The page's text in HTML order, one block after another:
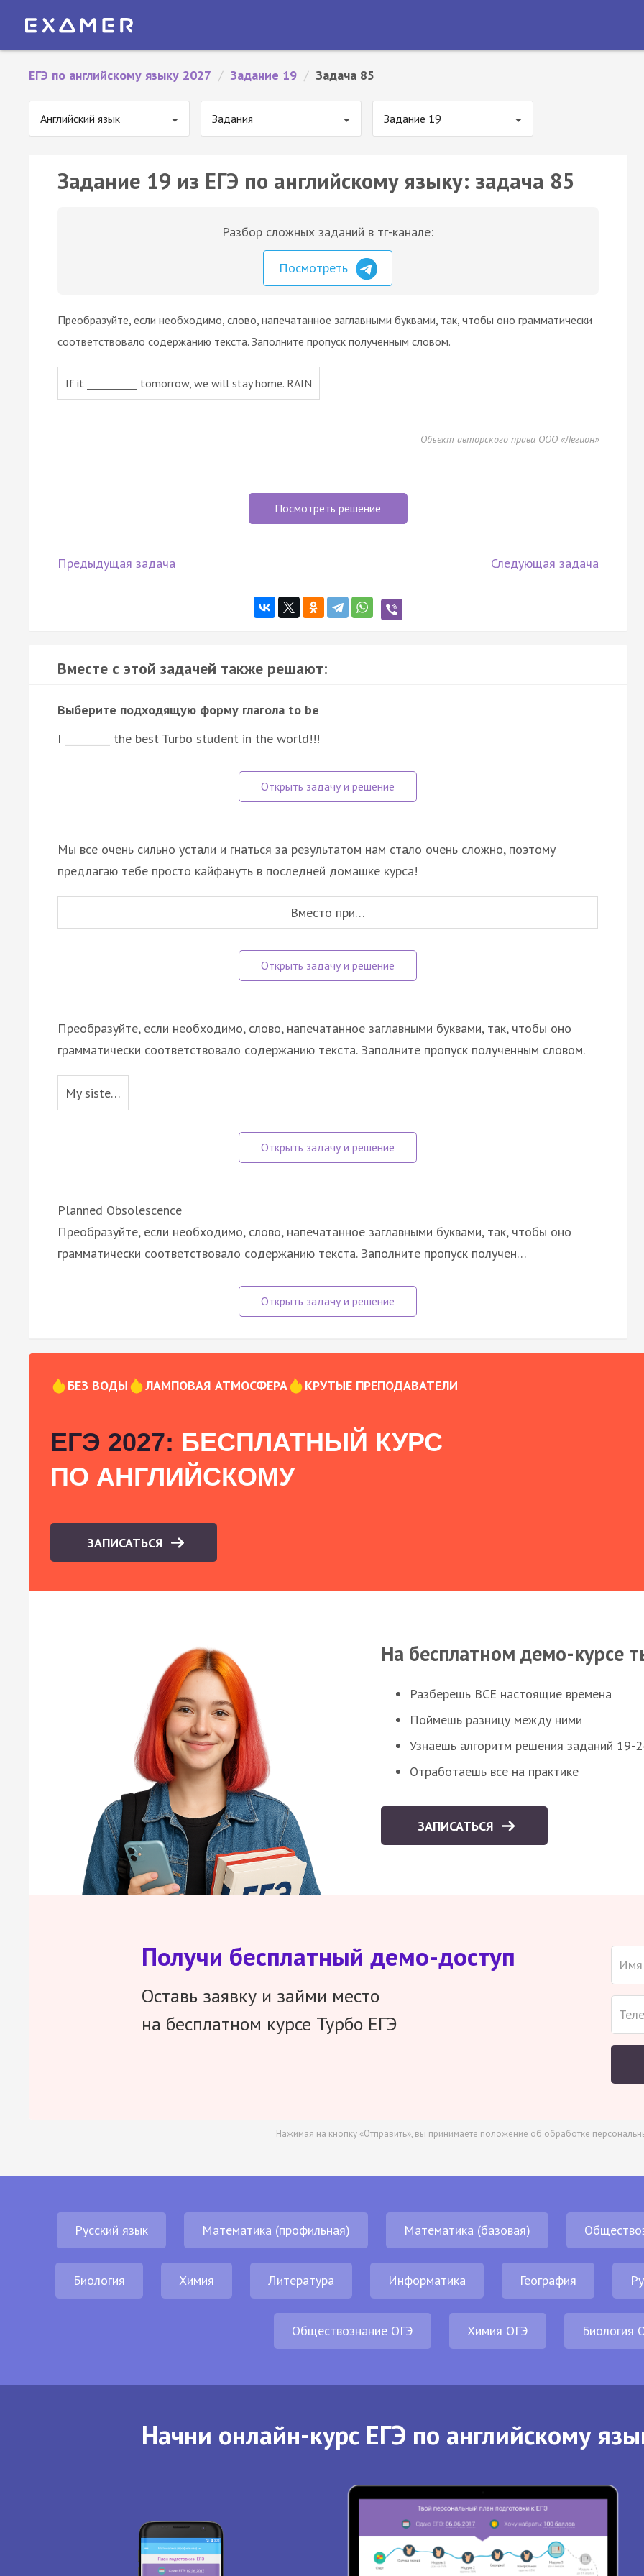
ЕГЭ по английскому языку 2027 / Задание 19 / Задача 85
Английский язык Задания Задание 19
Задание 19 из ЕГЭ по английскому языку: задача 85
Разбор сложных заданий в тг-канале:
Посмотреть
Преобразуйте, если необходимо, слово, напечатанное заглавными буквами, так, чтобы оно грамматически
соответствовало содержанию текста. Заполните пропуск полученным словом.
If it __________ tomorrow, we will stay home. RAIN
Объект авторского права ООО «Легион»
Посмотреть решение
Предыдущая задача Следующая задача
Вместе с этой задачей также решают:
Выберите подходящую форму глагола to be
I _________ the best Turbo student in the world!!!
Мы все очень сильно устали и гнаться за результатом нам стало очень сложно, поэтому
предлагаю тебе просто кайфануть в последней домашке курса!
Вместо при…
Преобразуйте, если необходимо, слово, напечатанное заглавными буквами, так, чтобы оно
грамматически соответствовало содержанию текста. Заполните пропуск полученным словом.
My siste…
Planned Obsolescence
Преобразуйте, если необходимо, слово, напечатанное заглавными буквами, так, чтобы оно
грамматически соответствовало содержанию текста. Заполните пропуск получен…
БЕЗ ВОДЫ ЛАМПОВАЯ АТМОСФЕРА КРУТЫЕ ПРЕПОДАВАТЕЛИ
ЕГЭ 2027: БЕСПЛАТНЫЙ КУРС
ПО АНГЛИЙСКОМУ
ЗАПИСАТЬСЯ
На бесплатном демо-курсе
Разберешь ВСЕ настоящие времена
Поймешь разницу между ними
Узнаешь алгоритм решения заданий 19-
Отработаешь все на практике
ЗАПИСАТЬСЯ
Получи бесплатный демо-доступ
Оставь заявку и займи место
на бесплатном курсе Турбо ЕГЭ
Нажимая на кнопку «Отправить», вы принимаете положение об обработке
Русский язык Математика (профильная) Математика (базовая)
Биология Химия Литература Информатика География
Обществознание ОГЭ Химия ОГЭ Биология
Начни онлайн-курс ЕГЭ по английскому